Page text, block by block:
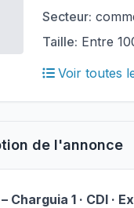
Secteur:
Taille: Entre
Voir toutes
de l'annonce
Charguia 1 · CDI ·